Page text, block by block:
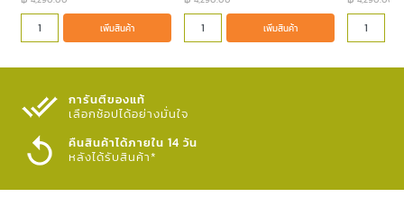
เพิ่มสินค้า เพิ่มสินค้า
การันตีของแท้
เลือกช้อปได้อย่างมั่นใจ​
คืนสินค้าได้ภายใน 14 วัน
หลังได้รับสินค้า*